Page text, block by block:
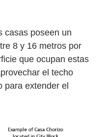
casas poseen un
8 y 16 metros por
que ocupan estas
el techo
para extender el